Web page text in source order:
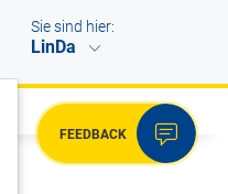
Sie sind hier:
LinDa
FEEDBACK